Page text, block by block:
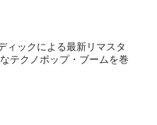
ィックによる最新リマスタ
テクノポップ・ブームを巻